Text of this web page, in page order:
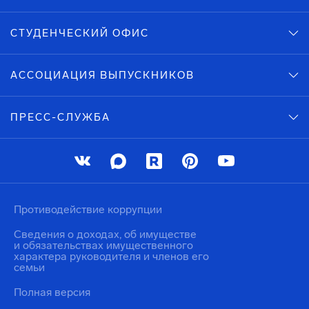
СТУДЕНЧЕСКИЙ ОФИС
АССОЦИАЦИЯ ВЫПУСКНИКОВ
ПРЕСС-СЛУЖБА
Противодействие коррупции
Сведения о доходах, об имуществе
и обязательствах имущественного
характера руководителя и членов его
семьи
Полная версия